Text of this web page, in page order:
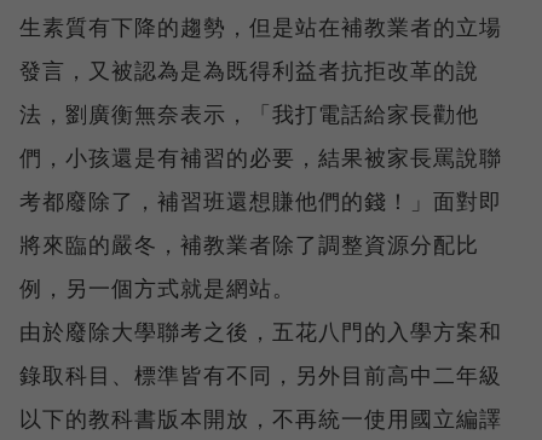
生素質有下降的趨勢，但是站在補教業者的立場
發言，又被認為是為既得利益者抗拒改革的說
法，劉廣衡無奈表示，「我打電話給家長勸他
們，小孩還是有補習的必要，結果被家長罵說聯
考都廢除了，補習班還想賺他們的錢！」面對即
將來臨的嚴冬，補教業者除了調整資源分配比
例，另一個方式就是網站。
由於廢除大學聯考之後，五花八門的入學方案和
錄取科目、標準皆有不同，另外目前高中二年級
以下的教科書版本開放，不再統一使用國立編譯